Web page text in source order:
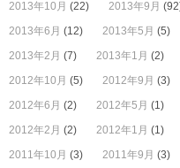
2013年10月 (22) 2013年9月
2013年6月 (12) 2013年5月 (5)
2013年2月 (7) 2013年1月 (2)
2012年10月 (5) 2012年9月 (3)
2012年6月 (2) 2012年5月 (1)
2012年2月 (2) 2012年1月 (1)
2011年10月 (3) 2011年9月 (3)